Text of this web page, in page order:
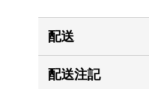
配送
配送注記